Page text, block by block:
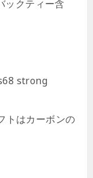
ックティー含
strong
トはカーボンの